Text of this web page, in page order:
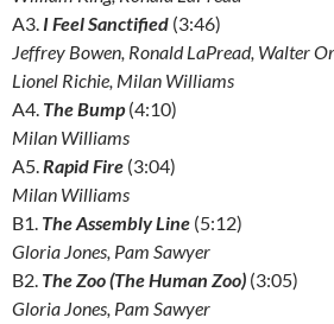
A3. I Feel Sanctified (3:46)
Jeffrey Bowen, Ronald LaPread, Walter
Lionel Richie, Milan Williams
A4. The Bump(4:10)
Milan Williams
A5.Rapid Fire (3:04)
Milan Williams
B1. The Assembly Line (5:12)
Gloria Jones, Pam Sawyer
B2. The Zoo (The Human Zoo) (3:05)
Gloria Jones, Pam Sawyer